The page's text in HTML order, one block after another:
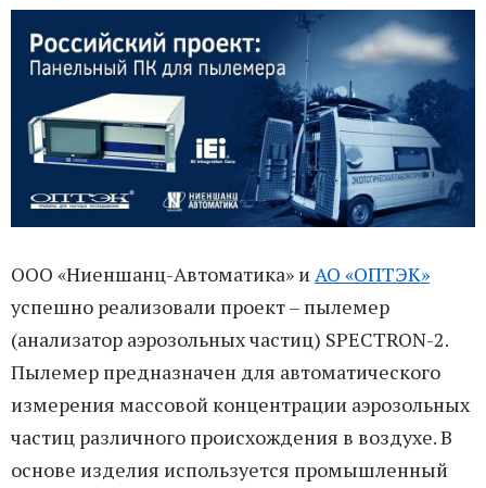
ООО «Ниеншанц-Автоматика» и АО «ОПТЭК»
успешно реализовали проект – пылемер
(анализатор аэрозольных частиц) SPECTRON-2.
Пылемер предназначен для автоматического
измерения массовой концентрации аэрозольных
частиц различного происхождения в воздухе. В
основе изделия используется промышленный